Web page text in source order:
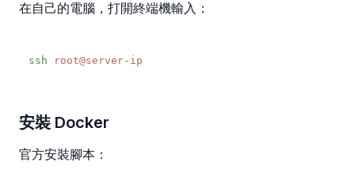
在自己的電腦，打開終端機輸入：
ssh
安裝 Docker
官方安裝腳本：